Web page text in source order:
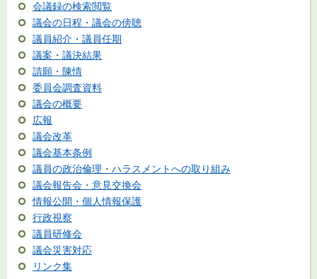
会議録の検索閲覧
議会の日程・議会の傍聴
議員紹介・議員任期
議案・議決結果
請願・陳情
委員会調査資料
議会の概要
広報
議会改革
議会基本条例
議員の政治倫理・ハラスメントへの取り組み
議会報告会・意見交換会
情報公開・個人情報保護
行政視察
議員研修会
議会災害対応
リンク集